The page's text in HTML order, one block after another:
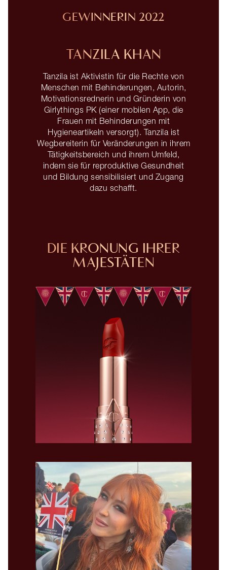
GEWINNERIN 2022
TANZILA KHAN
Tanzila ist Aktivistin für die Rechte von
Menschen mit Behinderungen, Autorin,
Motivationsrednerin und Gründerin von
Girlythings PK (einer mobilen App, die
Frauen mit Behinderungen mit
Hygieneartikeln versorgt). Tanzila ist
Wegbereiterin für Veränderungen in ihrem
Tätigkeitsbereich und ihrem Umfeld,
indem sie für reproduktive Gesundheit
und Bildung sensibilisiert und Zugang
dazu schafft.
DIE KRÖNUNG IHRER
MAJESTÄTEN